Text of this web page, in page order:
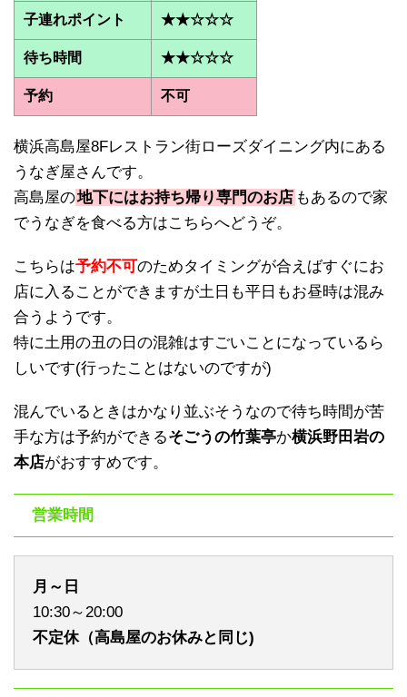
子連れポイント ★★☆☆☆
待ち時間 ★★☆☆☆
予約 不可
横浜高島屋8Fレストラン街ローズダイニング内にある
うなぎ屋さんです。
高島屋の地下にはお持ち帰り専門のお店 もあるので家
でうなぎを食べる方はこちらへどうぞ。
こちらは予約不可のためタイミングが合えばすぐにお
店に入ることができますが土日も平日もお昼時は混み
合うようです。
特に土用の丑の日の混雑はすごいことになっているら
しいです(行ったことはないのですが)
混んでいるときはかなり並ぶそうなので待ち時間が苦
手な方は予約ができるそごうの竹葉亭か横浜野田岩の
本店がおすすめです。
営業時間
月～日
10:30～20:00
不定休（高島屋のお休みと同じ)